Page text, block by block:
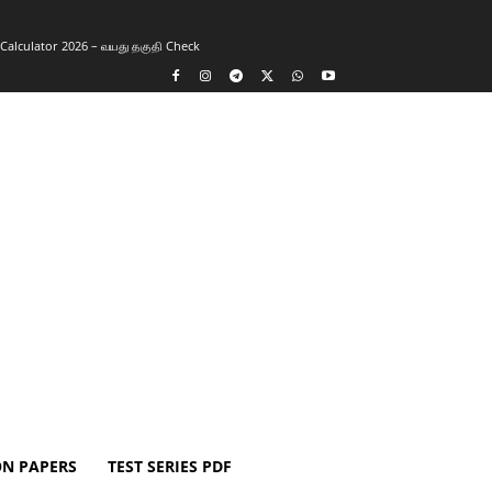
2026 – வயது தகுதி Check
PAPERS TEST SERIES PDF